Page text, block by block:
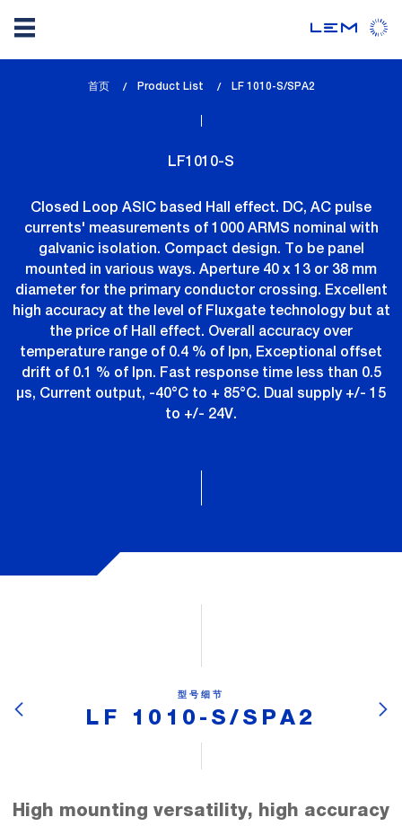
首页 Product List
lem_current_page
LF 1010-S/SPA2
LF1010-S
Closed Loop ASIC based Hall effect. DC, AC pulse
currents' measurements of 1000 ARMS nominal with
galvanic isolation. Compact design. To be panel
mounted in various ways. Aperture 40 x 13 or 38 mm
diameter for the primary conductor crossing. Excellent
high accuracy at the level of Fluxgate technology but at
the price of Hall effect. Overall accuracy over
temperature range of 0.4 % of Ipn, Exceptional offset
drift of 0.1 % of Ipn. Fast response time less than 0.5
µs, Current output, -40°C to + 85°C. Dual supply +/- 15
to +/- 24V.
型号细节
LF 1010-S/SPA2
High mounting versatility, high accuracy